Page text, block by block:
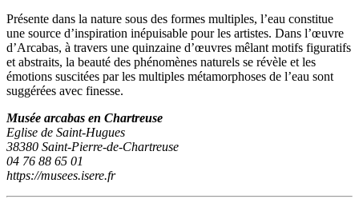
Présente dans la nature sous des formes multiples, l’eau constitue
une source d’inspiration inépuisable pour les artistes. Dans l’œuvre
d’Arcabas, à travers une quinzaine d’œuvres mêlant motifs figuratifs
et abstraits, la beauté des phénomènes naturels se révèle et les
émotions suscitées par les multiples métamorphoses de l’eau sont
suggérées avec finesse.
Musée arcabas en Chartreuse
Eglise de Saint-Hugues
38380 Saint-Pierre-de-Chartreuse
04 76 88 65 01
https://musees.isere.fr